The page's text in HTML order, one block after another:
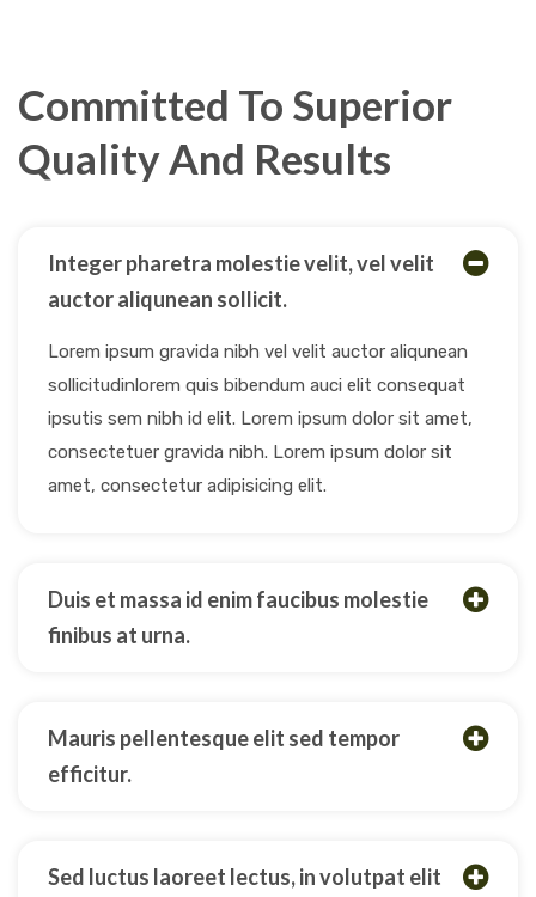
Committed To Superior
Quality And Results
Integer pharetra molestie velit, vel velit
auctor aliqunean sollicit.
Lorem ipsum gravida nibh vel velit auctor aliqunean
sollicitudinlorem quis bibendum auci elit consequat
ipsutis sem nibh id elit. Lorem ipsum dolor sit amet,
consectetuer gravida nibh. Lorem ipsum dolor sit
amet, consectetur adipisicing elit.
Duis et massa id enim faucibus molestie
finibus at urna.
Mauris pellentesque elit sed tempor
efficitur.
Sed luctus laoreet lectus, in volutpat elit